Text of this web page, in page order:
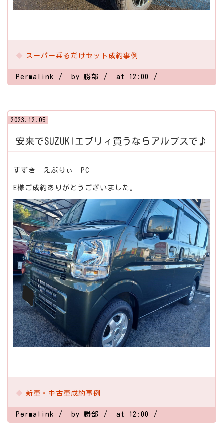
スーパー乗るだけセット成約事例
Permalink by 勝部 at 12:00
2023.12.05
安来でSUZUKIエブリィ買うならアルプスで♪
すずき えぶりぃ PC
E様ご成約ありがとうございました。
新車・中古車成約事例
Permalink by 勝部 at 12:00